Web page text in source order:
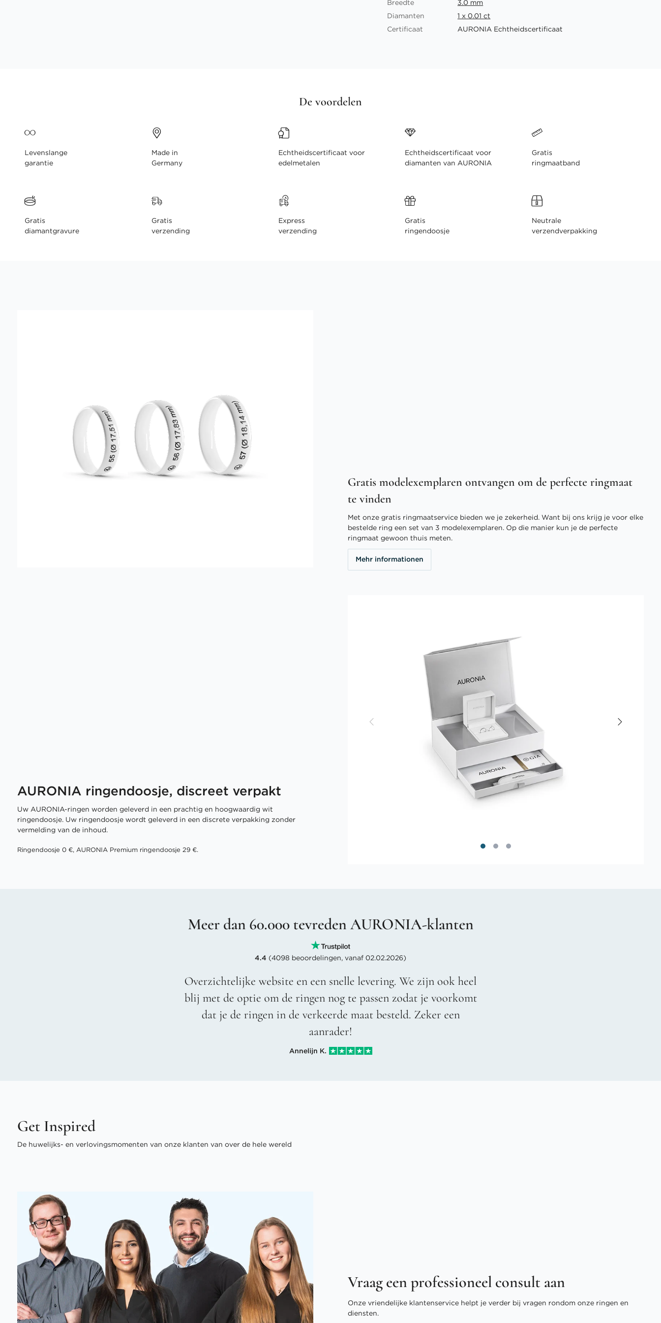
Breedte
3.0 mm
Diamanten
1 x 0.01 ct
Certificaat
AURONIA Echtheidscertificaat
De voordelen
Levenslange
garantie
Made in
Germany
Echtheidscertificaat voor
edelmetalen
Echtheidscertificaat voor
diamanten van AURONIA
Gratis
ringmaatband
Gratis
diamantgravure
Gratis
verzending
Express
verzending
Gratis
ringendoosje
Neutrale
verzendverpakking
Gratis modelexemplaren ontvangen om de perfecte ringmaat
te vinden
Met onze gratis ringmaatservice bieden we je zekerheid. Want bij ons krijg je voor elke
bestelde ring een set van 3 modelexemplaren. Op die manier kun je de perfecte
ringmaat gewoon thuis meten.
Mehr informationen
AURONIA ringendoosje, discreet verpakt
Uw AURONIA-ringen worden geleverd in een prachtig en hoogwaardig wit
ringendoosje. Uw ringendoosje wordt geleverd in een discrete verpakking zonder
vermelding van de inhoud.
Ringendoosje 0 €, AURONIA Premium ringendoosje 29 €.
Meer dan 60.000 tevreden AURONIA-klanten
4.4 (4098 beoordelingen, vanaf 02.02.2026)
Overzichtelijke website en een snelle levering. We zijn ook heel
blij met de optie om de ringen nog te passen zodat je voorkomt
dat je de ringen in de verkeerde maat besteld. Zeker een
aanrader!
Annelijn K.
Get Inspired
De huwelijks- en verlovingsmomenten van onze klanten van over de hele wereld
Vraag een professioneel consult aan
Onze vriendelijke klantenservice helpt je verder bij vragen rondom onze ringen en
diensten.